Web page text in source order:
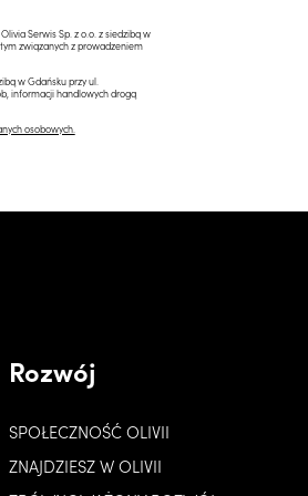
Serwis Sp. z o.o. z siedzibą w
związanych z prowadzeniem
w Gdańsku przy ul.
informacji handlowych drogą
osobowych.
Rozwój
SPOŁECZNOŚĆ OLIVII
ZNAJDZIESZ W OLIVII